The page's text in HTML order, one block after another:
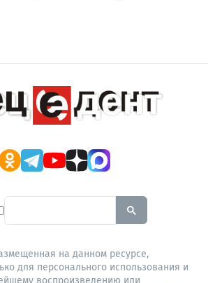
To search this site, enter a
на данном ресурсе,
для персонального использования и
воспроизведению или